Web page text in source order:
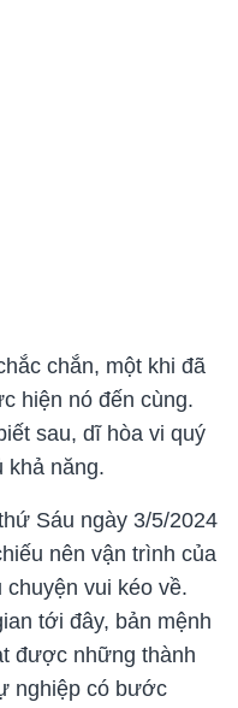
chắn, một khi đã
hiện nó đến cùng.
sau, dĩ hòa vi quý
khả năng.
Sáu ngày 3/5/2024
nên vận trình của
vui kéo về.
tới đây, bản mệnh
được những thành
nghiệp có bước